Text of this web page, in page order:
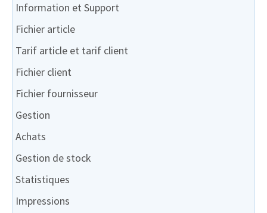
Information et Support
Fichier article
Tarif article et tarif client
Fichier client
Fichier fournisseur
Gestion
Achats
Gestion de stock
Statistiques
Impressions